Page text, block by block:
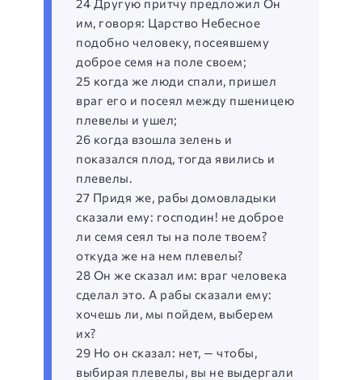
им, говоря: Царство Небесное
подобно человеку, посеявшему
доброе семя на поле своем;
25 когда же люди спали, пришел
враг его и посеял между пшеницею
плевелы и ушел;
26 когда взошла зелень и
показался плод, тогда явились и
плевелы.
27 Придя же, рабы домовладыки
сказали ему: господин! не доброе
ли семя сеял ты на поле твоем?
откуда же на нем плевелы?
28 Он же сказал им: враг человека
сделал это. А рабы сказали ему:
хочешь ли, мы пойдем, выберем
их?
29 Но он сказал: нет, — чтобы,
выбирая плевелы, вы не выдергали